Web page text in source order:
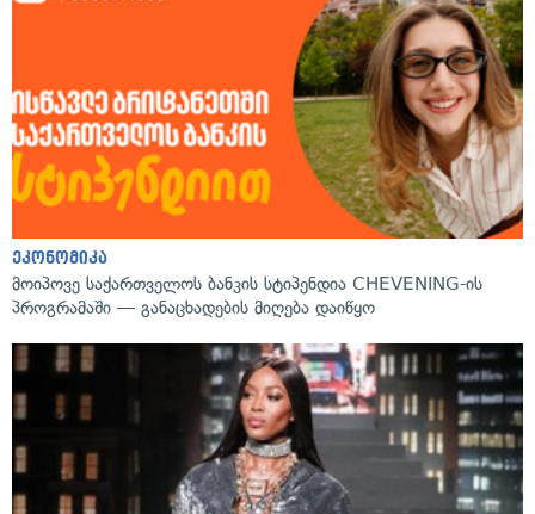
ეკონომიკა
მოიპოვე საქართველოს ბანკის სტიპენდია CHEVENING-ის
პროგრამაში — განაცხადების მიღება დაიწყო